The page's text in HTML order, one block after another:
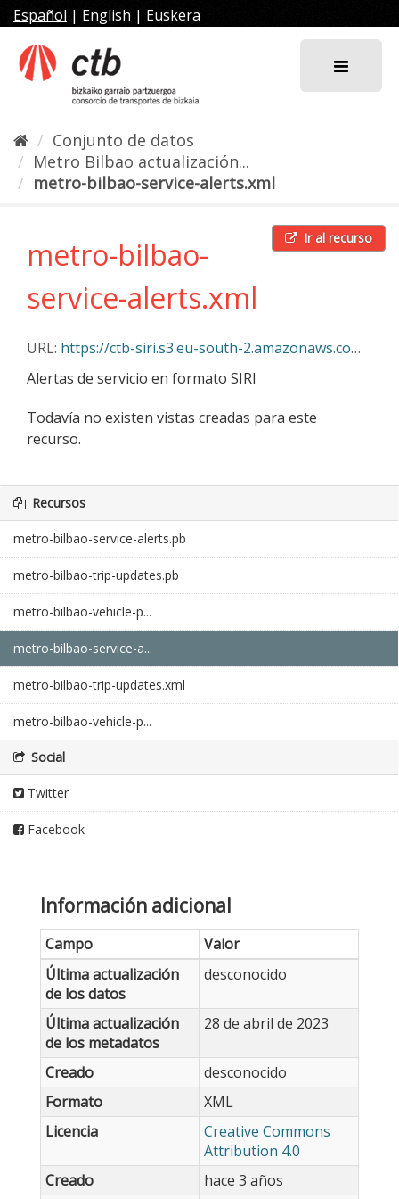
al
contenido
Español | English | Euskera
Conjunto de datos
Metro Bilbao actualización...
metro-bilbao-service-alerts.xml
Ir al recurso
metro-bilbao-
service-alerts.xml
URL: https://ctb-siri.s3.eu-south-2.amazonaws.com/metro-bilbao-service-alerts.xml
Alertas de servicio en formato SIRI
Todavía no existen vistas creadas para este
recurso.
Recursos
metro-bilbao-service-alerts.pb
metro-bilbao-trip-updates.pb
metro-bilbao-vehicle-p...
metro-bilbao-service-a...
metro-bilbao-trip-updates.xml
metro-bilbao-vehicle-p...
Social
Twitter
Facebook
Información adicional
Campo
Valor
Última actualización
de los datos
desconocido
Última actualización
de los metadatos
28 de abril de 2023
Creado
desconocido
Formato
XML
Licencia
Creative Commons
Attribution 4.0
Creado
hace 3 años